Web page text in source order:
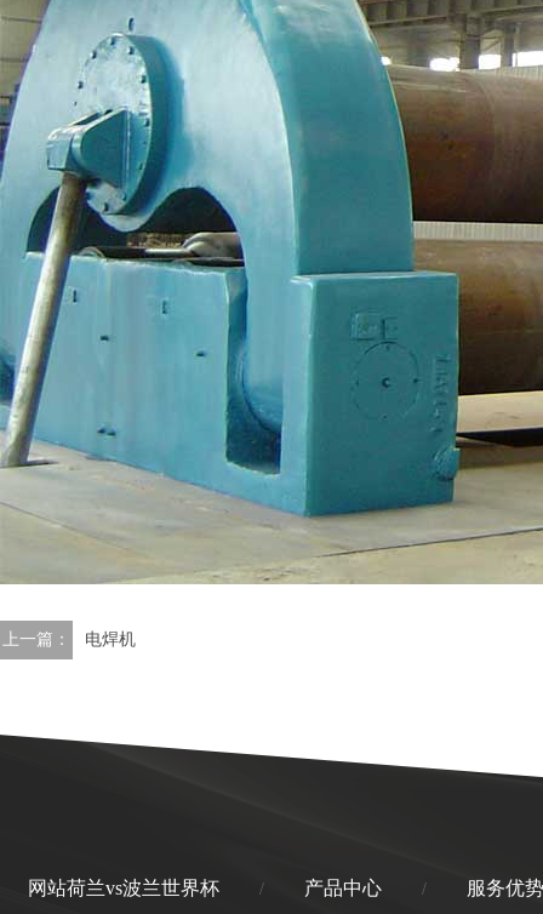
上一篇： 电焊机
网站荷兰vs波兰世界杯 / 产品中心 / 服务优势